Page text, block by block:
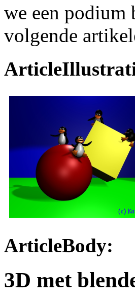
we een podium
volgende
ArticleBody:
3D met